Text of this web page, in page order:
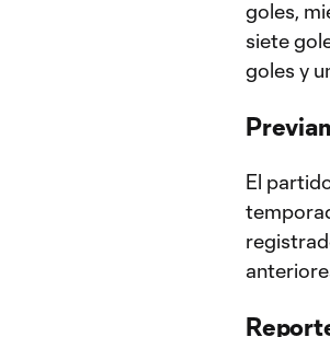
goles,
siete
goles y
El